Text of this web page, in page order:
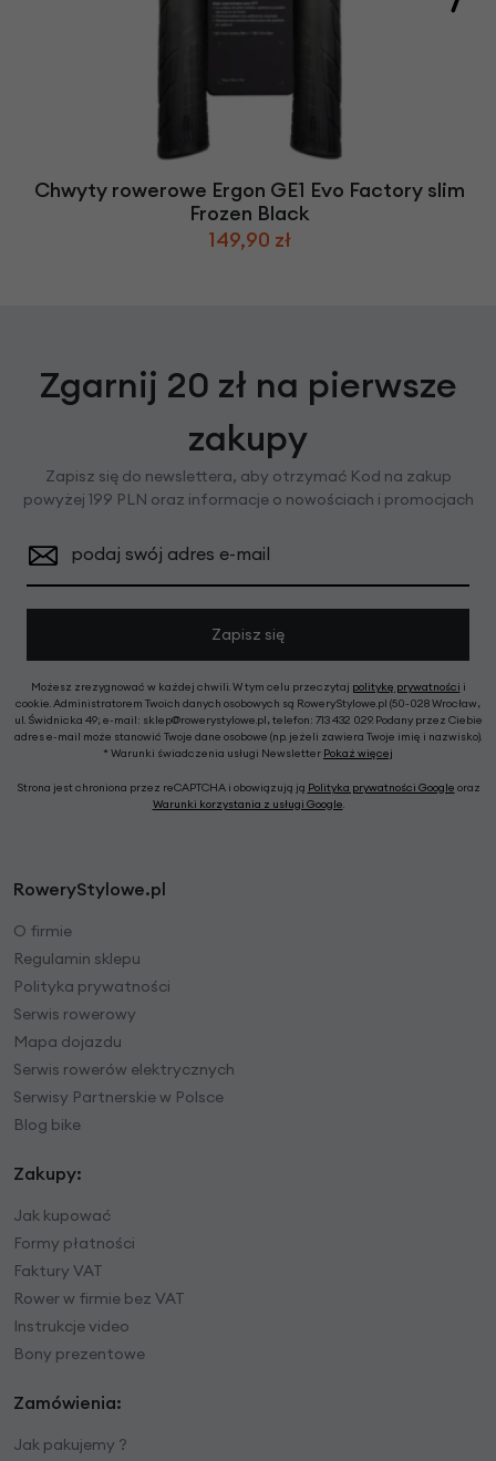
Chwyty rowerowe Ergon GE1 Evo Factory slim
Frozen Black
149,90 zł
Zgarnij 20 zł na pierwsze
zakupy
Zapisz się do newslettera, aby otrzymać Kod na zakup
powyżej 199 PLN oraz informacje o nowościach i promocjach
podaj swój adres e-mail
Zapisz się
Możesz zrezygnować w każdej chwili. W tym celu przeczytaj politykę prywatności i
cookie. Administratorem Twoich danych osobowych są RoweryStylowe.pl (50-028 Wrocław,
ul. Świdnicka 49; e-mail: sklep@rowerystylowe.pl, telefon: 713 432 029. Podany przez Ciebie
adres e-mail może stanowić Twoje dane osobowe (np. jeżeli zawiera Twoje imię i nazwisko).
* Warunki świadczenia usługi Newsletter Pokaż więcej
Strona jest chroniona przez reCAPTCHA i obowiązują ją Polityka prywatności Google oraz
Warunki korzystania z usługi Google.
RoweryStylowe.pl
O firmie
Regulamin sklepu
Polityka prywatności
Serwis rowerowy
Mapa dojazdu
Serwis rowerów elektrycznych
Serwisy Partnerskie w Polsce
Blog bike
Zakupy:
Jak kupować
Formy płatności
Faktury VAT
Rower w firmie bez VAT
Instrukcje video
Bony prezentowe
Zamówienia:
Jak pakujemy ?